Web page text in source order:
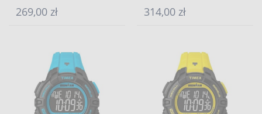
269,00 zł 314,00 zł